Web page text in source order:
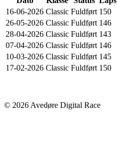
16-06-2026 Classic Fuldført 150
26-05-2026 Classic Fuldført 146
28-04-2026 Classic Fuldført 143
07-04-2026 Classic Fuldført 146
10-03-2026 Classic Fuldført 145
17-02-2026 Classic Fuldført 150
© 2026 Avedøre Digital Race